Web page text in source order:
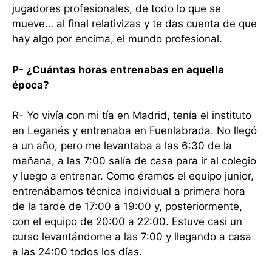
jugadores profesionales, de todo lo que se
mueve… al final relativizas y te das cuenta de que
hay algo por encima, el mundo profesional.
P- ¿Cuántas horas entrenabas en aquella
época?
R- Yo vivía con mi tía en Madrid, tenía el instituto
en Leganés y entrenaba en Fuenlabrada. No llegó
a un año, pero me levantaba a las 6:30 de la
mañana, a las 7:00 salía de casa para ir al colegio
y luego a entrenar. Como éramos el equipo junior,
entrenábamos técnica individual a primera hora
de la tarde de 17:00 a 19:00 y, posteriormente,
con el equipo de 20:00 a 22:00. Estuve casi un
curso levantándome a las 7:00 y llegando a casa
a las 24:00 todos los días.